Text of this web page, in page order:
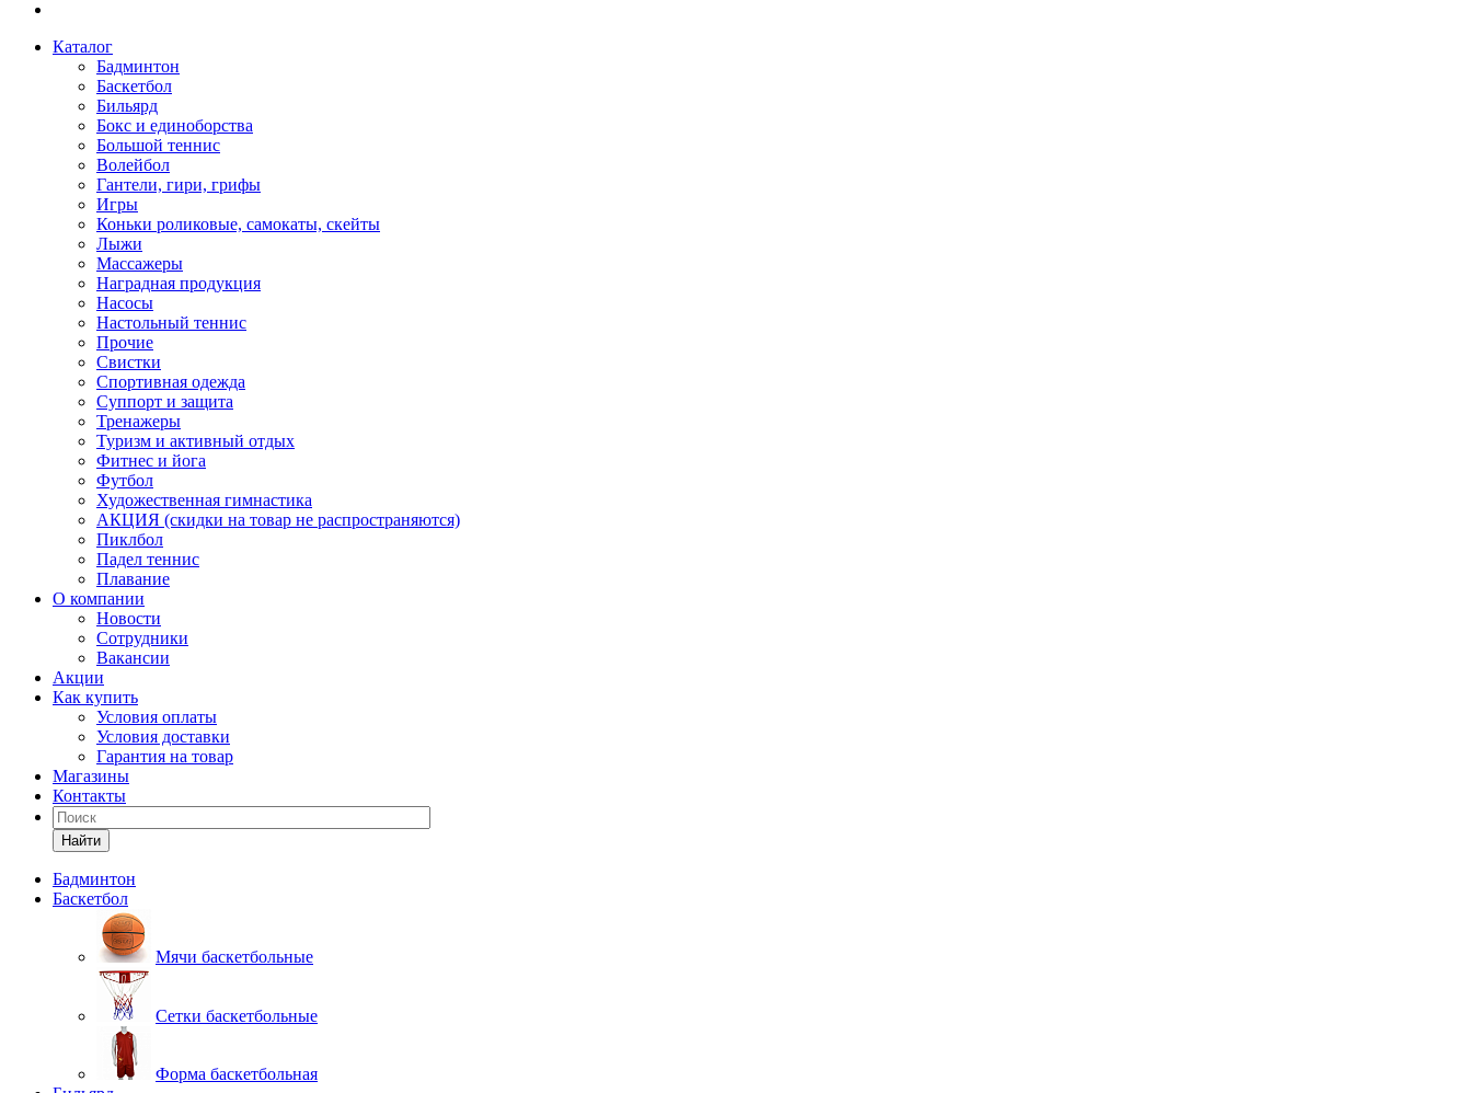
Каталог
Бадминтон
Баскетбол
Бильярд
Бокс и единоборства
Большой теннис
Волейбол
Гантели, гири, грифы
Игры
Коньки роликовые, самокаты, скейты
Лыжи
Массажеры
Наградная продукция
Насосы
Настольный теннис
Прочие
Свистки
Спортивная одежда
Суппорт и защита
Тренажеры
Туризм и активный отдых
Фитнес и йога
Футбол
Художественная гимнастика
АКЦИЯ (скидки на товар не распространяются)
Пиклбол
Падел теннис
Плавание
О компании
Новости
Сотрудники
Вакансии
Акции
Как купить
Условия оплаты
Условия доставки
Гарантия на товар
Магазины
Контакты
Найти
Бадминтон
Баскетбол
Мячи баскетбольные
Сетки баскетбольные
Форма баскетбольная